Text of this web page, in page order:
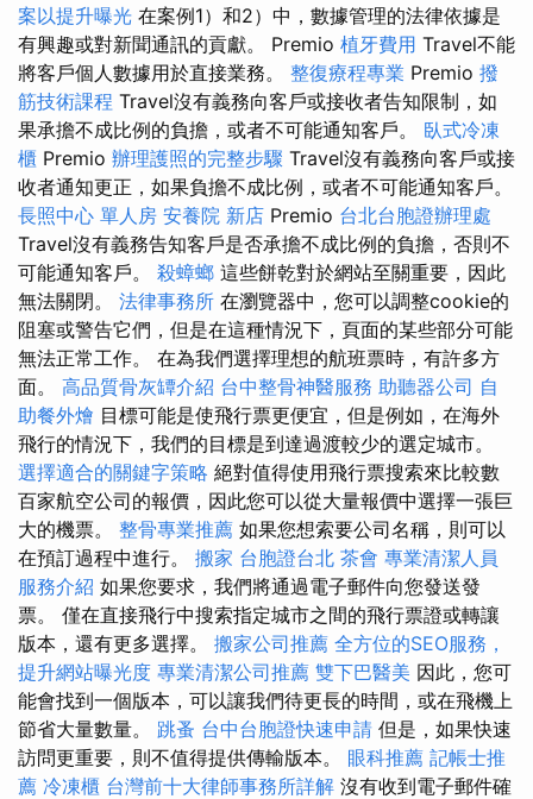
案以提升曝光 在案例1）和2）中，數據管理的法律依據是
有興趣或對新聞通訊的貢獻。 Premio 植牙費用 Travel不能
將客戶個人數據用於直接業務。 整復療程專業 Premio 撥
筋技術課程 Travel沒有義務向客戶或接收者告知限制，如
果承擔不成比例的負擔，或者不可能通知客戶。 臥式冷凍
櫃 Premio 辦理護照的完整步驟 Travel沒有義務向客戶或接
收者通知更正，如果負擔不成比例，或者不可能通知客戶。
長照中心 單人房 安養院 新店 Premio 台北台胞證辦理處
Travel沒有義務告知客戶是否承擔不成比例的負擔，否則不
可能通知客戶。 殺蟑螂 這些餅乾對於網站至關重要，因此
無法關閉。 法律事務所 在瀏覽器中，您可以調整cookie的
阻塞或警告它們，但是在這種情況下，頁面的某些部分可能
無法正常工作。 在為我們選擇理想的航班票時，有許多方
面。 高品質骨灰罈介紹 台中整骨神醫服務 助聽器公司 自
助餐外燴 目標可能是使飛行票更便宜，但是例如，在海外
飛行的情況下，我們的目標是到達過渡較少的選定城市。
選擇適合的關鍵字策略 絕對值得使用飛行票搜索來比較數
百家航空公司的報價，因此您可以從大量報價中選擇一張巨
大的機票。 整骨專業推薦 如果您想索要公司名稱，則可以
在預訂過程中進行。 搬家 台胞證台北 茶會 專業清潔人員
服務介紹 如果您要求，我們將通過電子郵件向您發送發
票。 僅在直接飛行中搜索指定城市之間的飛行票證或轉讓
版本，還有更多選擇。 搬家公司推薦 全方位的SEO服務，
提升網站曝光度 專業清潔公司推薦 雙下巴醫美 因此，您可
能會找到一個版本，可以讓我們待更長的時間，或在飛機上
節省大量數量。 跳蚤 台中台胞證快速申請 但是，如果快速
訪問更重要，則不值得提供傳輸版本。 眼科推薦 記帳士推
薦 冷凍櫃 台灣前十大律師事務所詳解 沒有收到電子郵件確